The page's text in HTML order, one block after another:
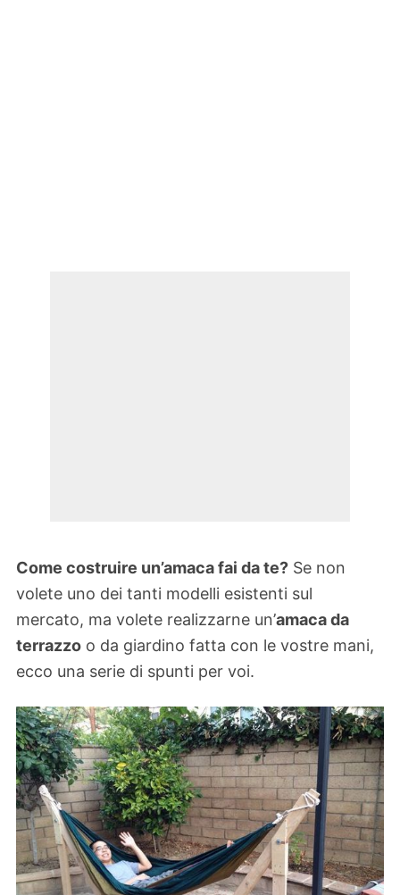
Come costruire un’amaca fai da te? Se non
volete uno dei tanti modelli esistenti sul
mercato, ma volete realizzarne un’amaca da
terrazzo o da giardino fatta con le vostre mani,
ecco una serie di spunti per voi.